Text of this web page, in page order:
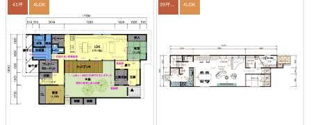
41坪 4LDK 39坪～42坪 4LDK